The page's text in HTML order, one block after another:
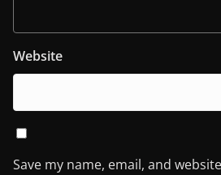
Website
Save my name, email, and